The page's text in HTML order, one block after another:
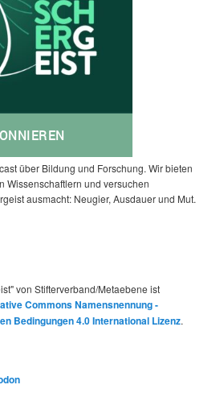
über Bildung und Forschung. Wir bieten
Wissenschaftlern und versuchen
ausmacht: Neugier, Ausdauer und Mut.
von Stifterverband/Metaebene ist
Commons Namensnennung -
Bedingungen 4.0 International Lizenz.